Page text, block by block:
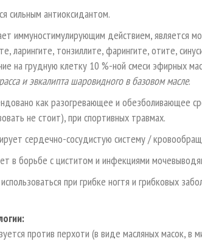
сильным антиоксидантом.
иммуностимулирующим действием, является
ларингите, тонзиллите, фарингите, отите,
на грудную клетку 10 %-ной смеси эфирных
и эвкалипта шаровидного в базовом масле.
как разогревающее и обезболивающее
не стоит), при спортивных травмах.
сердечно-сосудистую систему /
в борьбе с циститом и инфекциями
при грибке ногтя и грибковых
против перхоти (в виде масляных масок, в